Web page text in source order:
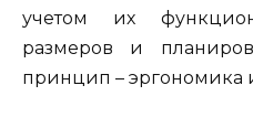
учетом их
размеров и
принцип – эргономика